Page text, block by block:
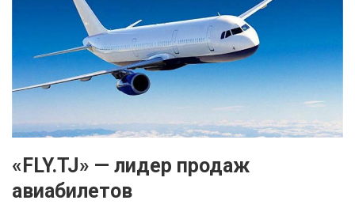
«FLY.TJ» — лидер продаж
авиабилетов